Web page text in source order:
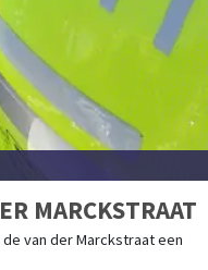
MARCKSTRAAT
de van der Marckstraat een